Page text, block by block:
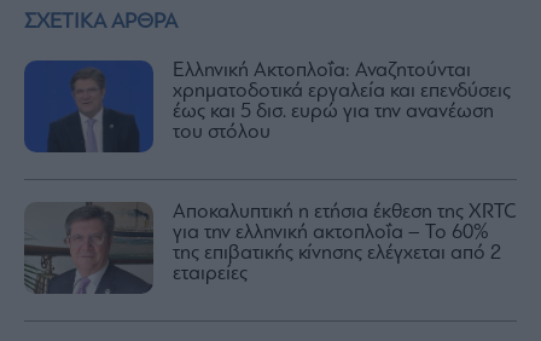
ΣΧΕΤΙΚΑ ΑΡΘΡΑ
Ελληνική Ακτοπλοΐα: Αναζητούνται
χρηματοδοτικά εργαλεία και επενδύσεις
έως και 5 δισ. ευρώ για την ανανέωση
του στόλου
Αποκαλυπτική η ετήσια έκθεση της XRTC
για την ελληνική ακτοπλοΐα – Το 60%
της επιβατικής κίνησης ελέγχεται από 2
εταιρείες